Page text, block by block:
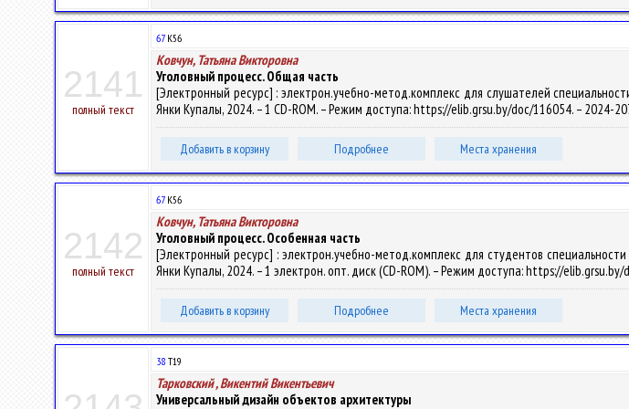
2141
полный текст
67К56
Ковчун, Татьяна Викторовна
Уголовный процесс. Общая часть
[Электронный ресурс] : электрон.учебно-метод.комплекс для слушателей
Янки Купалы, 2024. – 1 CD-ROM. – Режим доступа: https://elib.grsu.by/doc/116054. – 2024-
Добавить в корзину Подробнее Места хранения
2142
полный текст
67К56
Ковчун, Татьяна Викторовна
Уголовный процесс. Особенная часть
[Электронный ресурс] : электрон.учебно-метод.комплекс для студентов
Янки Купалы, 2024. – 1 электрон. опт. диск (CD-ROM). – Режим доступа: https://
Добавить в корзину Подробнее Места хранения
38 Т19
Тарковский , Викентий Викентьевич
Универсальный дизайн объектов архитектуры